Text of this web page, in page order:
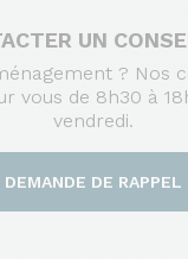
UN
? Nos
vous de 8h30 à
vendredi.
DEMANDE DE RAPPEL